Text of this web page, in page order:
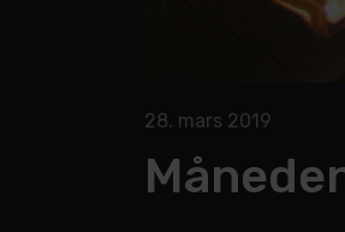
28. mars 2019